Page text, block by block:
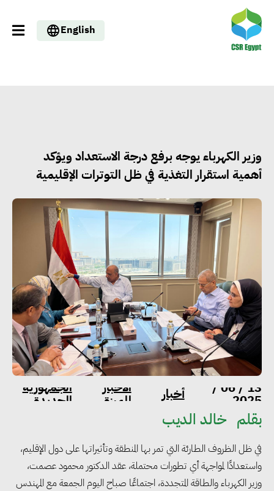
English
وزير الكهرباء يوجه برفع درجة الاستعداد ويؤكد
أهمية استقرار التغذية في ظل التوترات الإقليمية
13 / 06 /
2025 أخبار الاخبار
المميزة
الجمهورية
الجديدة
بقلم خالد الديب
في ظل الظروف الطارئة التي تمر بها المنطقة وتأثيراتها على دول الإقليم،
واستعدادًا لمواجهة أي تطورات محتملة، عقد الدكتور محمود عصمت،
وزير الكهرباء والطاقة المتجددة، اجتماعًا صباح اليوم الجمعة مع المهندس